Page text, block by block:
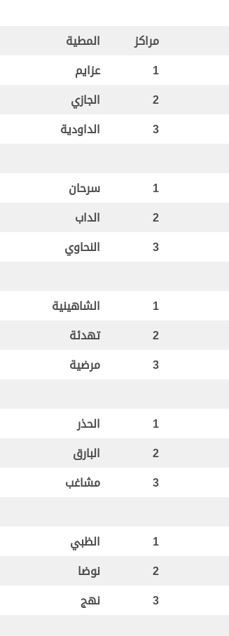
مراكز المطية
1 عزايم
2 الجازي
3
الداودية
1 سرحان
2 الداب
3
النحاوي
1 الشاهينية
2 تهدئة
3
مرضية
1 الحذر
2 البارق
3
مشاغب
1 الظبي
2 نوضا
3
نهج